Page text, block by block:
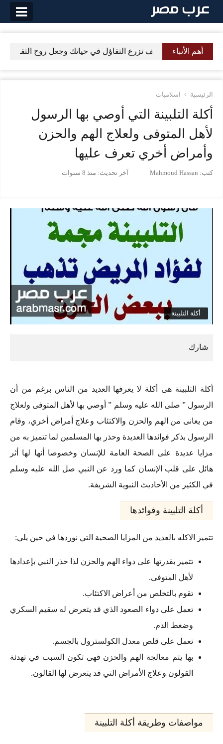
التخطي
أهم الأنباء كيف تزرع التفاؤل في حياتك وجعل روح التفاؤل
الرئيسية اسلاميات
أكلة التلبينة التي أوصي بها الرسول
لأهل المتوفى ولعلاج الهم والحزن
وأمراض أخري تعرف عليها
كتب: Mahmoud Hassan آخر تحديث: منذ 8 سنوات
أكلة التلبينة
أكلة التلبينة هى أكلة لا يعرفها العديد من الناس برغم من أن
الرسول ” صلى الله عليه وسلم ” أوصي بها لأهل المتوفى ولعلاج
من يعانى من الهم والحزن والاكتئاب وعلاج أمراض أخري، وقام
الرسول بذكر فوائدها العديدة وحذر بها المسلمين لما تتميز به من
مزايا عديدة على الصحة العامة للإنسان وخصوصا أنها لها أثر
هائل على قلب الإنسان كما ورد عن النبي صل الله عليه وسلم
في الكثير من الأحاديث النبوية الشريفة.
أكلة التلبينة وفوائدها
تتميز الاكله بالعديد من المزايا الصحية التي نوردها في حين يلي:
تتميز بقدرتها على دواء الهم والحزن لذا حذر النبي بإعدادها
لأهل المتوفى.
تقوم بالتخلص من أعراض الاكتئاب.
تعمل على دواء الصعود الذي قد يتعرض له سقيم السكري
وضغط الدم.
تعمل على قلص معدل الكولسترول بالجسم.
بها يتم معالجة الهم والحزن فهى تكون السبب في تهدئة
القولون وعلاج الأمراض التي قد يتعرض لها القالون.
مواصفات وطريقة أكلة التلبينة